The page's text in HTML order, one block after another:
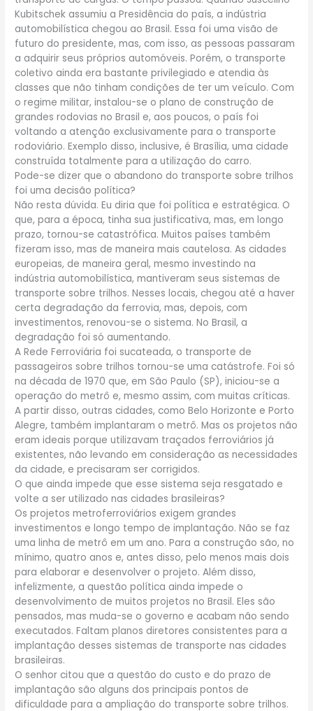
Kubitschek assumiu a Presidência do país, a indústria
automobilística chegou ao Brasil. Essa foi uma visão de
futuro do presidente, mas, com isso, as pessoas passaram
a adquirir seus próprios automóveis. Porém, o transporte
coletivo ainda era bastante privilegiado e atendia às
classes que não tinham condições de ter um veículo. Com
o regime militar, instalou-se o plano de construção de
grandes rodovias no Brasil e, aos poucos, o país foi
voltando a atenção exclusivamente para o transporte
rodoviário. Exemplo disso, inclusive, é Brasília, uma cidade
construída totalmente para a utilização do carro.
Pode-se dizer que o abandono do transporte sobre trilhos
foi uma decisão política?
Não resta dúvida. Eu diria que foi política e estratégica. O
que, para a época, tinha sua justificativa, mas, em longo
prazo, tornou-se catastrófica. Muitos países também
fizeram isso, mas de maneira mais cautelosa. As cidades
europeias, de maneira geral, mesmo investindo na
indústria automobilística, mantiveram seus sistemas de
transporte sobre trilhos. Nesses locais, chegou até a haver
certa degradação da ferrovia, mas, depois, com
investimentos, renovou-se o sistema. No Brasil, a
degradação foi só aumentando.
A Rede Ferroviária foi sucateada, o transporte de
passageiros sobre trilhos tornou-se uma catástrofe. Foi só
na década de 1970 que, em São Paulo (SP), iniciou-se a
operação do metrô e, mesmo assim, com muitas críticas.
A partir disso, outras cidades, como Belo Horizonte e Porto
Alegre, também implantaram o metrô. Mas os projetos não
eram ideais porque utilizavam traçados ferroviários já
existentes, não levando em consideração as necessidades
da cidade, e precisaram ser corrigidos.
O que ainda impede que esse sistema seja resgatado e
volte a ser utilizado nas cidades brasileiras?
Os projetos metroferroviários exigem grandes
investimentos e longo tempo de implantação. Não se faz
uma linha de metrô em um ano. Para a construção são, no
mínimo, quatro anos e, antes disso, pelo menos mais dois
para elaborar e desenvolver o projeto. Além disso,
infelizmente, a questão política ainda impede o
desenvolvimento de muitos projetos no Brasil. Eles são
pensados, mas muda-se o governo e acabam não sendo
executados. Faltam planos diretores consistentes para a
implantação desses sistemas de transporte nas cidades
brasileiras.
O senhor citou que a questão do custo e do prazo de
implantação são alguns dos principais pontos de
dificuldade para a ampliação do transporte sobre trilhos.